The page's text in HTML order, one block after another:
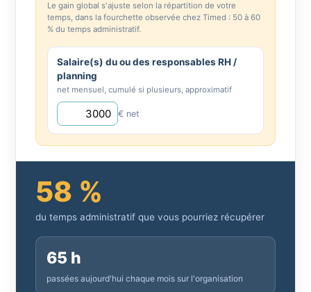
Le gain global s'ajuste selon la répartition de votre
temps, dans la fourchette observée chez Timed : 50 à 60
% du temps administratif.
Salaire(s) du ou des responsables RH /
planning
net mensuel, cumulé si plusieurs, approximatif
€ net
58 %
du temps administratif que vous pourriez récupérer
65 h
passées aujourd'hui chaque mois sur l'organisation